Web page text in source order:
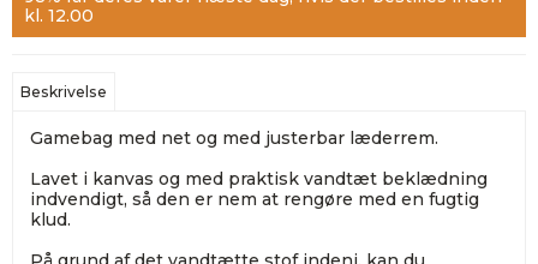
kl. 12.00
Beskrivelse
Gamebag med net og med justerbar læderrem.
Lavet i kanvas og med praktisk vandtæt beklædning
indvendigt, så den er nem at rengøre med en fugtig
klud.